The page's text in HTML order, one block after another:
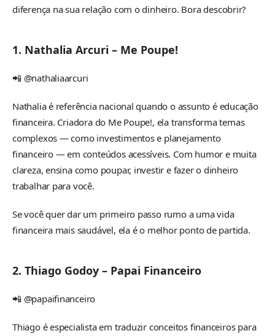
diferença na sua relação com o dinheiro. Bora descobrir?
1. Nathalia Arcuri – Me Poupe!
📲 @nathaliaarcuri
Nathalia é referência nacional quando o assunto é educação
financeira. Criadora do Me Poupe!, ela transforma temas
complexos — como investimentos e planejamento
financeiro — em conteúdos acessíveis. Com humor e muita
clareza, ensina como poupar, investir e fazer o dinheiro
trabalhar para você.
Se você quer dar um primeiro passo rumo a uma vida
financeira mais saudável, ela é o melhor ponto de partida.
2. Thiago Godoy – Papai Financeiro
📲 @papaifinanceiro
Thiago é especialista em traduzir conceitos financeiros para